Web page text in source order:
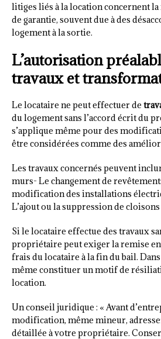
litiges liés à la location concernent
de garantie, souvent due à des
logement à la sortie.
L’autorisation
travaux et
Le locataire ne peut effectuer de
du logement sans l’accord écrit du
s’applique même pour des
être considérées comme des
Les travaux concernés peuvent
murs- Le changement de
modification des installations
L’ajout ou la suppression de cloisons
Si le locataire effectue des travaux
propriétaire peut exiger la remise
frais du locataire à la fin du bail.
même constituer un motif de
location.
Un conseil juridique : « Avant
modification, même mineur,
détaillée à votre propriétaire.